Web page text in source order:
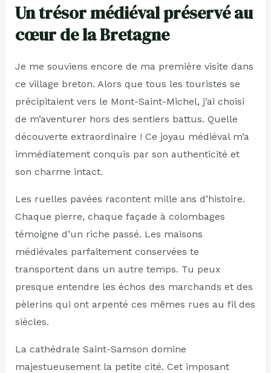
Un trésor médiéval préservé au
cœur de la Bretagne
Je me souviens encore de ma première visite dans
ce village breton. Alors que tous les touristes se
précipitaient vers le Mont-Saint-Michel, j’ai choisi
de m’aventurer hors des sentiers battus. Quelle
découverte extraordinaire ! Ce joyau médiéval m’a
immédiatement conquis par son authenticité et
son charme intact.
Les ruelles pavées racontent mille ans d’histoire.
Chaque pierre, chaque façade à colombages
témoigne d’un riche passé. Les maisons
médiévales parfaitement conservées te
transportent dans un autre temps. Tu peux
presque entendre les échos des marchands et des
pèlerins qui ont arpenté ces mêmes rues au fil des
siècles.
La cathédrale Saint-Samson domine
majestueusement la petite cité. Cet imposant